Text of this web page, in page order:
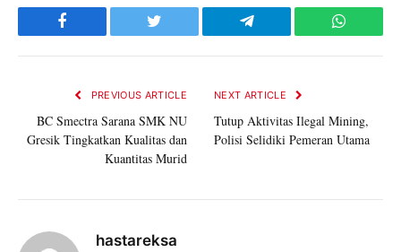
Facebook Twitter Telegram
PREVIOUS ARTICLE
BC Smectra Sarana SMK NU
Gresik Tingkatkan Kualitas dan
Kuantitas Murid
NEXT ARTICLE
Tutup Aktivitas Ilegal Mining,
Polisi Selidiki Pemeran Utama
hastareksa